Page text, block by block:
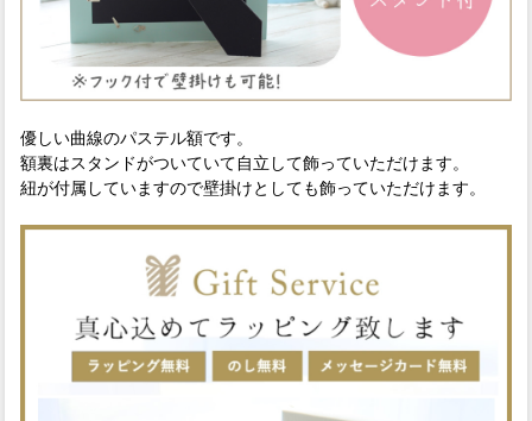
優しい曲線のパステル額です。
額裏はスタンドがついていて自立して飾っていただけます。
紐が付属していますので壁掛けとしても飾っていただけます。